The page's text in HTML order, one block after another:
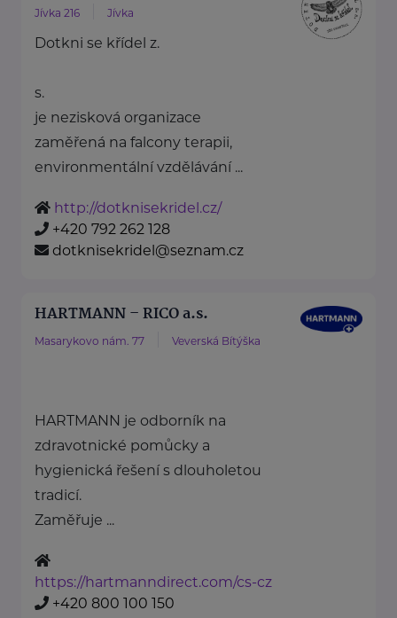
Jívka 216 Jívka
Dotkni se křídel z.
s.
je nezisková organizace
zaměřená na falcony terapii,
environmentální vzdělávání ...
http://dotknisekridel.cz/
+420 792 262 128
dotknisekridel@seznam.cz
HARTMANN – RICO a.s.
Masarykovo nám. 77 Veverská Bítýška
HARTMANN je odborník na
zdravotnické pomůcky a
hygienická řešení s dlouholetou
tradicí.
Zaměřuje ...
https://hartmanndirect.com/cs-cz
+420 800 100 150